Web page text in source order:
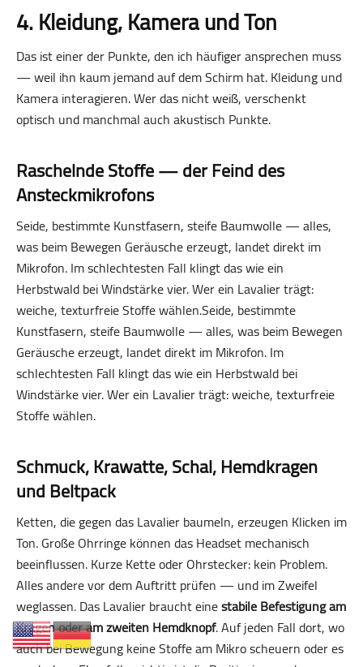
4. Kleidung, Kamera und Ton
Das ist einer der Punkte, den ich häufiger ansprechen muss
— weil ihn kaum jemand auf dem Schirm hat. Kleidung und
Kamera interagieren. Wer das nicht weiß, verschenkt
optisch und manchmal auch akustisch Punkte.
Raschelnde Stoffe — der Feind des
Ansteckmikrofons
Seide, bestimmte Kunstfasern, steife Baumwolle — alles,
was beim Bewegen Geräusche erzeugt, landet direkt im
Mikrofon. Im schlechtesten Fall klingt das wie ein
Herbstwald bei Windstärke vier. Wer ein Lavalier trägt:
weiche, texturfreie Stoffe wählen.Seide, bestimmte
Kunstfasern, steife Baumwolle — alles, was beim Bewegen
Geräusche erzeugt, landet direkt im Mikrofon. Im
schlechtesten Fall klingt das wie ein Herbstwald bei
Windstärke vier. Wer ein Lavalier trägt: weiche, texturfreie
Stoffe wählen.
Schmuck, Krawatte, Schal, Hemdkragen
und Beltpack
Ketten, die gegen das Lavalier baumeln, erzeugen Klicken im
Ton. Große Ohrringe können das Headset mechanisch
beeinflussen. Kurze Kette oder Ohrstecker: kein Problem.
Alles andere vor dem Auftritt prüfen — und im Zweifel
weglassen. Das Lavalier braucht einestabile Befestigung am
Kragen oder am zweiten Hemdknopf. Auf jeden Fall dort, wo
auch bei Bewegung keine Stoffe am Mikro scheuern oder es